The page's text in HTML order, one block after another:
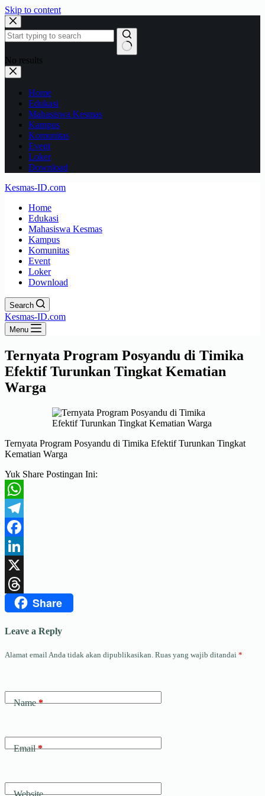
Skip to content
No results
Home
Edukasi
Mahasiswa Kesmas
Kampus
Komunitas
Event
Loker
Download
Kesmas-ID.com
Home
Edukasi
Mahasiswa Kesmas
Kampus
Komunitas
Event
Loker
Download
Search
Kesmas-ID.com
Menu
Ternyata Program Posyandu di Timika
Efektif Turunkan Tingkat Kematian
Warga
Ternyata Program Posyandu di Timika Efektif Turunkan Tingkat
Kematian Warga
Yuk Share Postingan Ini:
WhatsApp
Telegram
Facebook
LinkedIn
X
ThreadsShare
Leave a Reply
Alamat email Anda tidak akan dipublikasikan. Ruas yang wajib ditandai *
Name*
Email*
Website